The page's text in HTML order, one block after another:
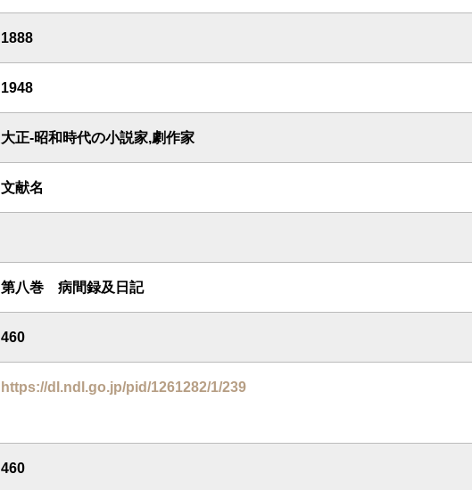
1888
1948
大正-昭和時代の小説家,劇作家
文献名
第八巻 病間録及日記
460
https://dl.ndl.go.jp/pid/1261282/1/239
460